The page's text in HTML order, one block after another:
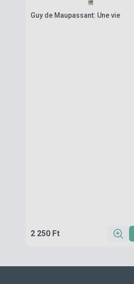
Guy de Maupassant: Une vie
2 250 Ft